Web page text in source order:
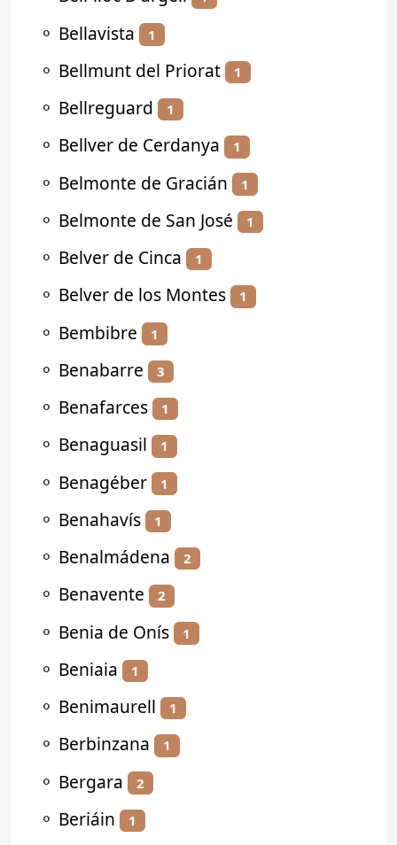
⚬ Bellavista 1
⚬ Bellmunt del Priorat 1
⚬ Bellreguard 1
⚬ Bellver de Cerdanya 1
⚬ Belmonte de Gracián 1
⚬ Belmonte de San José 1
⚬ Belver de Cinca 1
⚬ Belver de los Montes 1
⚬ Bembibre 1
⚬ Benabarre 3
⚬ Benafarces 1
⚬ Benaguasil 1
⚬ Benagéber 1
⚬ Benahavís 1
⚬ Benalmádena 2
⚬ Benavente 2
⚬ Benia de Onís 1
⚬ Beniaia 1
⚬ Benimaurell 1
⚬ Berbinzana 1
⚬ Bergara 2
⚬ Beriáin 1